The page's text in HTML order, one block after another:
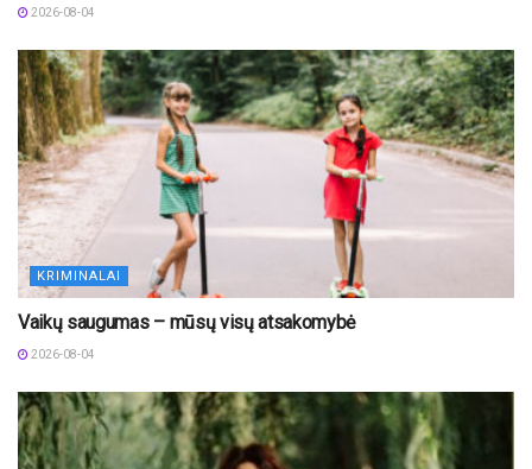
2026-08-04
KRIMINALAI
Vaikų saugumas – mūsų visų atsakomybė
2026-08-04